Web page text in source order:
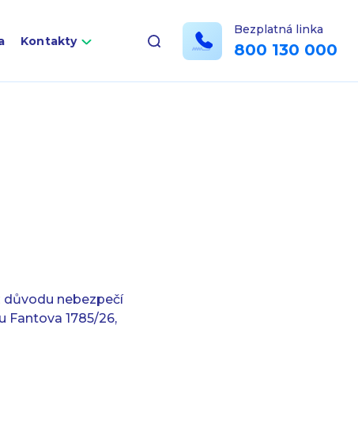
Kontakty
Bezplatná linka
800 130 000
důvodu nebezpečí
Fantova 1785/26,